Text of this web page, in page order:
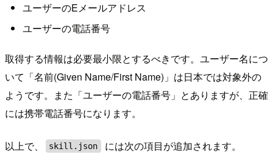
ユーザーのEメールアドレス
ユーザーの電話番号
取得する情報は必要最小限とするべきです。ユーザー名につ
いて「名前(Given Name/First Name)」は日本では対象外の
ようです。また「ユーザーの電話番号」とありますが、正確
には携帯電話番号になります。
以上で、 skill.json には次の項目が追加されます。